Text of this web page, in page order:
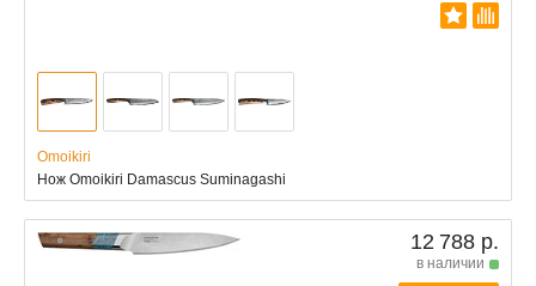
Omoikiri
Нож Omoikiri Damascus Suminagashi
12 788 р.
в наличии